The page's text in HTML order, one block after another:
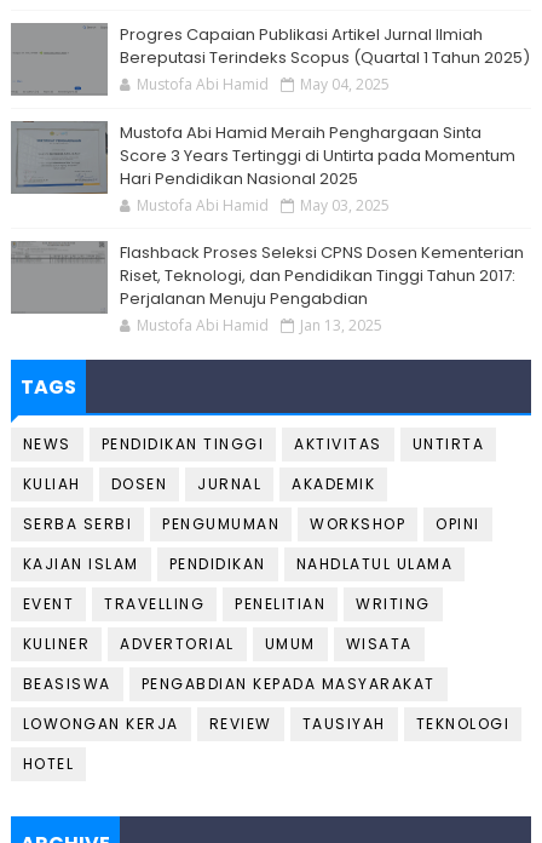
Progres Capaian Publikasi Artikel Jurnal Ilmiah
Bereputasi Terindeks Scopus (Quartal 1 Tahun 2025)
Mustofa Abi Hamid May 04, 2025
Mustofa Abi Hamid Meraih Penghargaan Sinta
Score 3 Years Tertinggi di Untirta pada Momentum
Hari Pendidikan Nasional 2025
Mustofa Abi Hamid May 03, 2025
Flashback Proses Seleksi CPNS Dosen Kementerian
Riset, Teknologi, dan Pendidikan Tinggi Tahun 2017:
Perjalanan Menuju Pengabdian
Mustofa Abi Hamid Jan 13, 2025
TAGS
NEWS PENDIDIKAN TINGGI AKTIVITAS
UNTIRTA
KULIAH
DOSEN JURNAL
AKADEMIK
SERBA SERBI
PENGUMUMAN WORKSHOP
OPINI
KAJIAN ISLAM
PENDIDIKAN
NAHDLATUL ULAMA
EVENT
TRAVELLING PENELITIAN
WRITING
KULINER
ADVERTORIAL UMUM
WISATA
BEASISWA
PENGABDIAN KEPADA MASYARAKAT
LOWONGAN KERJA
REVIEW TAUSIYAH
TEKNOLOGI
HOTEL